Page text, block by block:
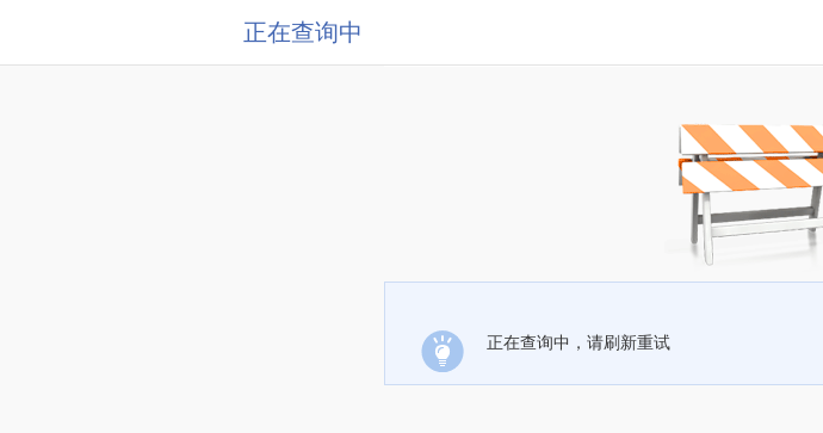
正在查询中
正在查询中，请刷新重试